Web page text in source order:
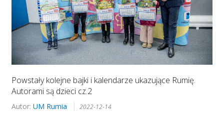
Powstały kolejne bajki i kalendarze ukazujące Rumię.
Autorami są dzieci cz.2
Autor: UM Rumia 2022-12-14